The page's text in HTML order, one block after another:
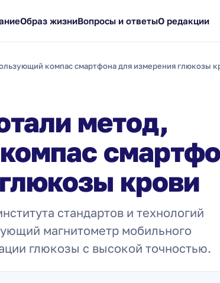
Образ жизниВопросы и ответыО редакции
компас смартфона для измерения глюкозы
метод,
крови
стандартов и технологий
магнитометр мобильного
глюкозы с высокой точностью.